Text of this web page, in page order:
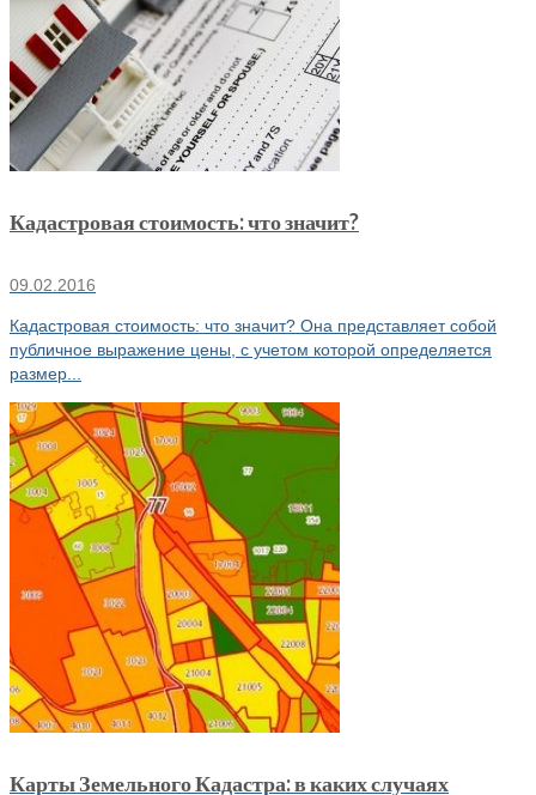
Кадастровая стоимость: что значит?
09.02.2016
Кадастровая стоимость: что значит? Она представляет собой
публичное выражение цены, с учетом которой определяется
размер...
Карты Земельного Кадастра: в каких случаях